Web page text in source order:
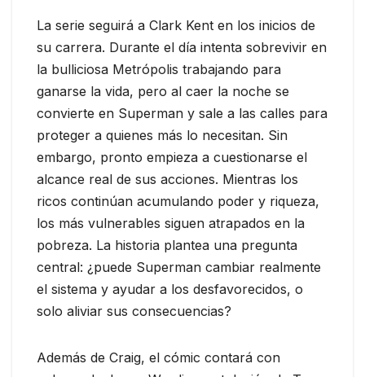
La serie seguirá a Clark Kent en los inicios de
su carrera. Durante el día intenta sobrevivir en
la bulliciosa Metrópolis trabajando para
ganarse la vida, pero al caer la noche se
convierte en Superman y sale a las calles para
proteger a quienes más lo necesitan. Sin
embargo, pronto empieza a cuestionarse el
alcance real de sus acciones. Mientras los
ricos continúan acumulando poder y riqueza,
los más vulnerables siguen atrapados en la
pobreza. La historia plantea una pregunta
central: ¿puede Superman cambiar realmente
el sistema y ayudar a los desfavorecidos, o
solo aliviar sus consecuencias?
Además de Craig, el cómic contará con